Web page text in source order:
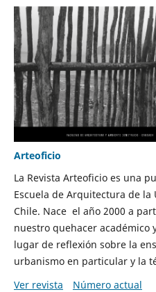
Arteoficio
La Revista Arteoficio es una
Escuela de Arquitectura de
Chile. Nace el año 2000 a
nuestro quehacer
lugar de reflexión sobre la
urbanismo en particular y la
Ver revista
Número actual